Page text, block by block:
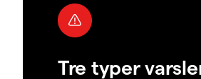
Tre typer